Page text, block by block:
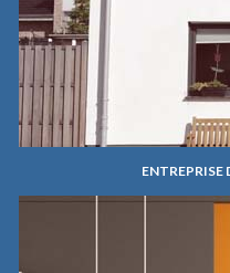
ENTREPRISE